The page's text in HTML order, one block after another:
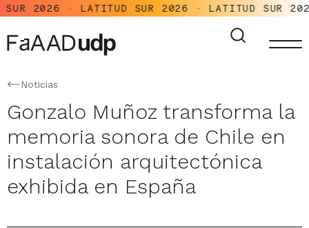
2026 · LATITUD SUR 2026 · LATITUD SUR
Noticias
Gonzalo Muñoz transforma la
memoria sonora de Chile en
instalación arquitectónica
exhibida en España